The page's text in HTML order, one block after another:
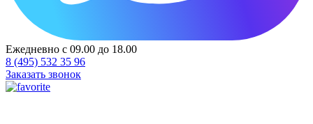
Ежедневно с 09.00 до 18.00
8 (495) 532 35 96
Заказать звонок